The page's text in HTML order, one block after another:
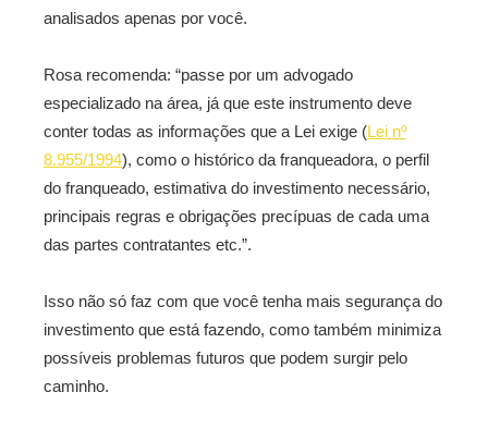
analisados apenas por você.
Rosa recomenda: “passe por um advogado
especializado na área, já que este instrumento deve
conter todas as informações que a Lei exige (Lei nº
8.955/1994), como o histórico da franqueadora, o perfil
do franqueado, estimativa do investimento necessário,
principais regras e obrigações precípuas de cada uma
das partes contratantes etc.”.
Isso não só faz com que você tenha mais segurança do
investimento que está fazendo, como também minimiza
possíveis problemas futuros que podem surgir pelo
caminho.